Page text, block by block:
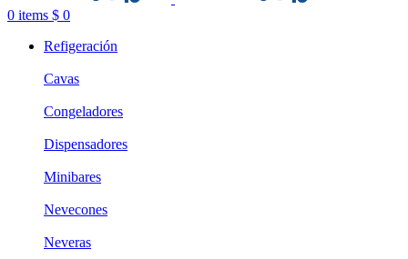
0 items $ 0
Refigeración
Cavas
Congeladores
Dispensadores
Minibares
Nevecones
Neveras